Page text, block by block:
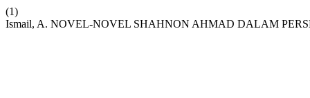
(1)
Ismail, A. NOVEL-NOVEL SHAHNON AHMAD DALAM